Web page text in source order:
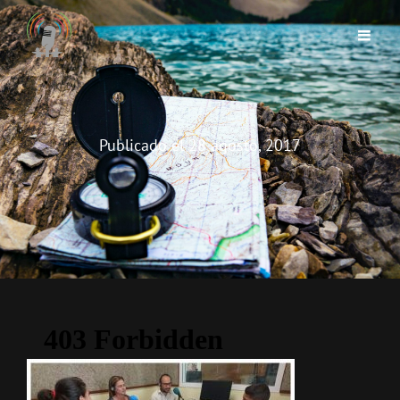
Publicado el28 agosto, 2017